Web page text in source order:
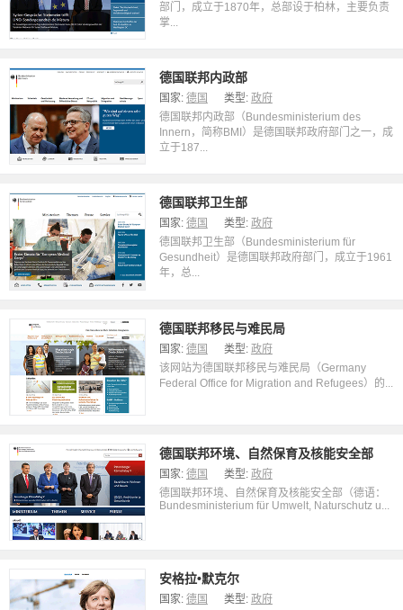
部门，成立于1870年，总部设于柏林，主要负责
掌...
德国联邦内政部
国家: 德国 类型: 政府
德国联邦内政部（Bundesministerium des
Innern，简称BMI）是德国联邦政府部门之一，成
立于187...
德国联邦卫生部
国家: 德国 类型: 政府
德国联邦卫生部（Bundesministerium für
Gesundheit）是德国联邦政府部门，成立于1961
年，总...
德国联邦移民与难民局
国家: 德国 类型: 政府
该网站为德国联邦移民与难民局（Germany
Federal Office for Migration and Refugees）的...
德国联邦环境、自然保育及核能安全部
国家: 德国 类型: 政府
德国联邦环境、自然保育及核能安全部（德语：
Bundesministerium für Umwelt, Naturschutz u...
安格拉•默克尔
国家: 德国 类型: 政府